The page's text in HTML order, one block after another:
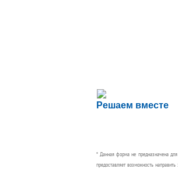
Решаем вместе
Сложности с
Сообщите об этом
* Данная форма не предназначена
предоставляет возможность